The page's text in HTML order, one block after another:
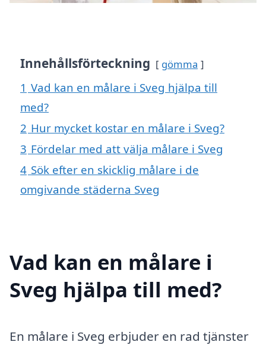
Innehållsförteckning gömma
1 Vad kan en målare i Sveg hjälpa till
med?
2 Hur mycket kostar en målare i Sveg?
3 Fördelar med att välja målare i Sveg
4 Sök efter en skicklig målare i de
omgivande städerna Sveg
Vad kan en målare i
Sveg hjälpa till med?
En målare i Sveg erbjuder en rad tjänster